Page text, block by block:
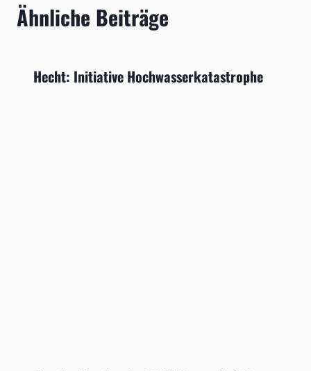
Ähnliche Beiträge
Hecht: Initiative Hochwasserkatastrophe